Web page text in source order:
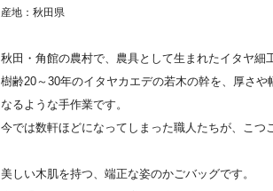
産地：秋田県
秋田・角館の農村で、農具として生まれたイタヤ細
樹齢20～30年のイタヤカエデの若木の幹を、厚さ
なるような手作業です。
今では数軒ほどになってしまった職人たちが、こつ
美しい木肌を持つ、端正な姿のかごバッグです。